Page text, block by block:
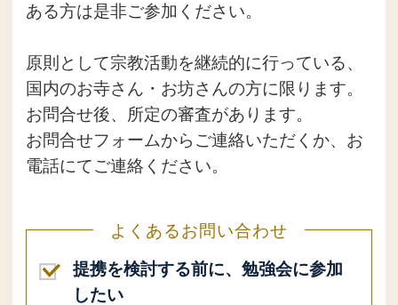
ある方は是非ご参加ください。
原則として宗教活動を継続的に行っている、
国内のお寺さん・お坊さんの方に限ります。
お問合せ後、所定の審査があります。
お問合せフォームからご連絡いただくか、お
電話にてご連絡ください。
よくあるお問い合わせ
提携を検討する前に、勉強会に参加
したい